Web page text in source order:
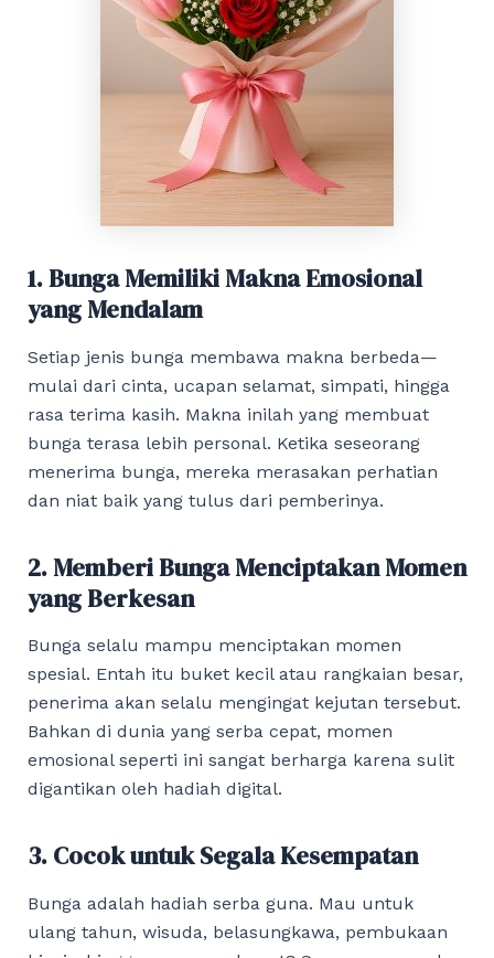
1. Bunga Memiliki Makna Emosional
yang Mendalam
Setiap jenis bunga membawa makna berbeda—
mulai dari cinta, ucapan selamat, simpati, hingga
rasa terima kasih. Makna inilah yang membuat
bunga terasa lebih personal. Ketika seseorang
menerima bunga, mereka merasakan perhatian
dan niat baik yang tulus dari pemberinya.
2. Memberi Bunga Menciptakan Momen
yang Berkesan
Bunga selalu mampu menciptakan momen
spesial. Entah itu buket kecil atau rangkaian besar,
penerima akan selalu mengingat kejutan tersebut.
Bahkan di dunia yang serba cepat, momen
emosional seperti ini sangat berharga karena sulit
digantikan oleh hadiah digital.
3. Cocok untuk Segala Kesempatan
Bunga adalah hadiah serba guna. Mau untuk
ulang tahun, wisuda, belasungkawa, pembukaan